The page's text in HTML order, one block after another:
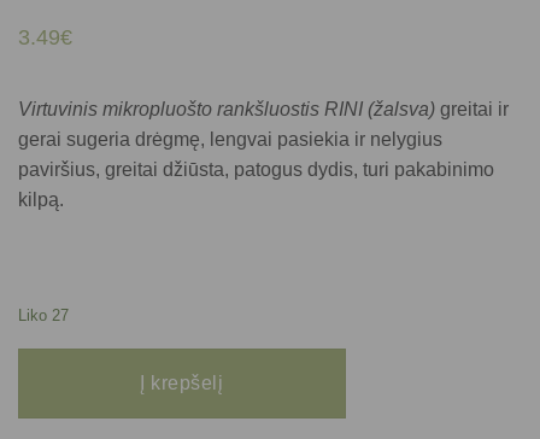
3.49€
Virtuvinis mikropluošto rankšluostis RINI (žalsva) greitai ir
gerai sugeria drėgmę, lengvai pasiekia ir nelygius
paviršius, greitai džiūsta, patogus dydis, turi pakabinimo
kilpą.
Liko 27
Į krepšelį